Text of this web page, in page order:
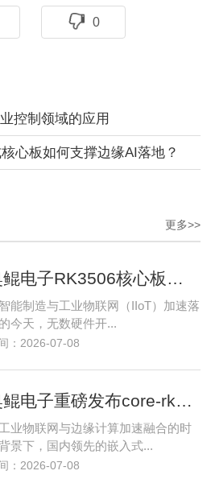
0
控制领域的应用
心板如何支撑边缘AI落地？
更多>>
能制造与工业物联网（IIoT）加速落
今天，无数硬件开...
：2026-07-08
业物联网与边缘计算加速融合的时
景下，国内领先的嵌入式...
：2026-07-08